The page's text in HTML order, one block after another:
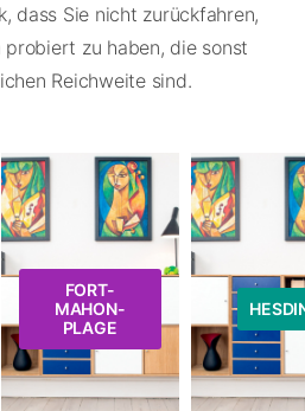
dass Sie nicht zurückfahren,
zu haben, die sonst
Reichweite sind.
FORT-
MAHON-
PLAGE